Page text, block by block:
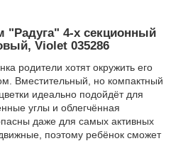
"Радуга" 4-х секционный
Violet 035286
родители хотят окружить его
Вместительный, но компактный
идеально подойдёт для
углы и облегчённая
даже для самых активных
поэтому ребёнок сможет